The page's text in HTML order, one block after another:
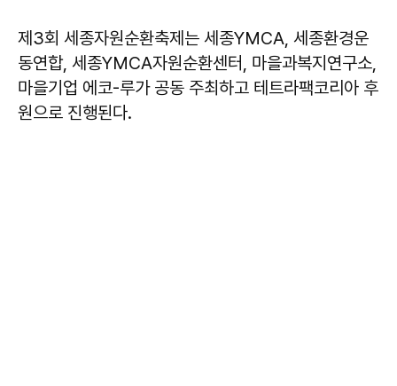
제3회 세종자원순환축제는 세종YMCA, 세종환경운
동연합, 세종YMCA자원순환센터, 마을과복지연구소,
마을기업 에코-루가 공동 주최하고 테트라팩코리아 후
원으로 진행된다.